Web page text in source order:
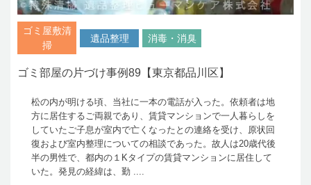
ゴミ屋敷清
掃
遺品整理 消毒・消臭
ゴミ部屋の片づけ事例89【東京都品川区】
松の内が明ける頃、当社に一本の電話が入った。依頼者は地
方に居住するご両親であり、賃貸マンションで一人暮らしを
していたご子息が室内で亡くなったとの連絡を受け、原状回
復および室内整理についての相談であった。故人は20歳代後
半の男性で、都内の１Kタイプの賃貸マンションに居住して
いた。発見の経緯は、勤 ....